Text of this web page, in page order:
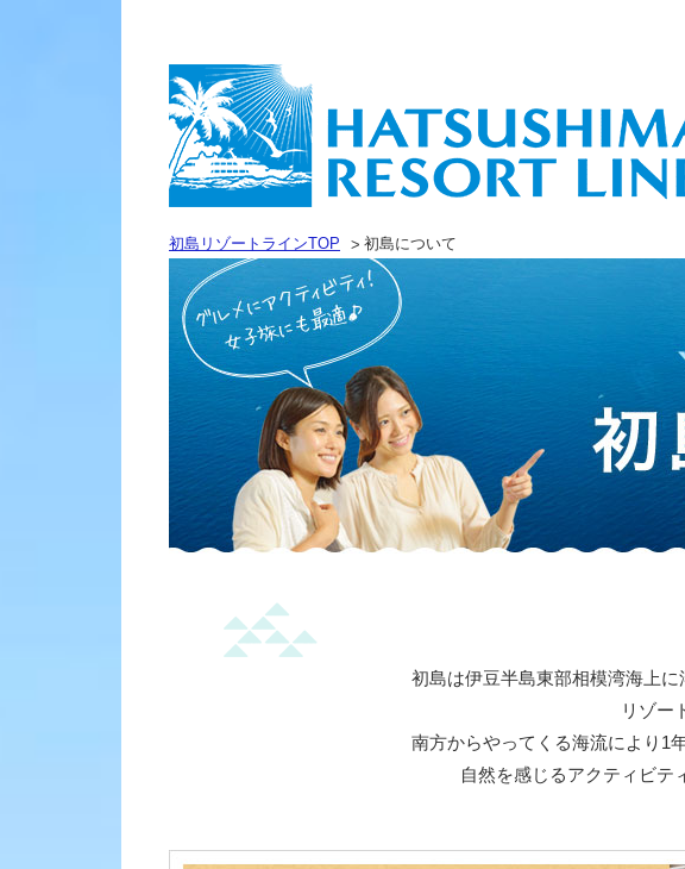
初島リゾートラインTOP 初島について
初島は伊豆半島東部相模湾海上
リゾー
南方からやってくる海流により1
自然を感じるアクティビテ